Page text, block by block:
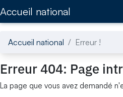
Accueil national
Accueil national Erreur !
Erreur 404: Page
La page que vous avez demandé